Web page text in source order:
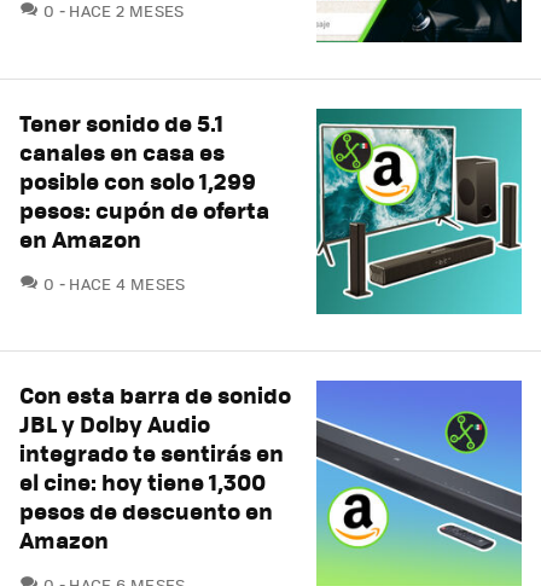
0 COMENTARIOS
HACE 2 MESES
Tener sonido de 5.1
canales en casa es
posible con solo 1,299
pesos: cupón de oferta
en Amazon
0 COMENTARIOS
HACE 4 MESES
Con esta barra de sonido
JBL y Dolby Audio
integrado te sentirás en
el cine: hoy tiene 1,300
pesos de descuento en
Amazon
COMENTARIOS